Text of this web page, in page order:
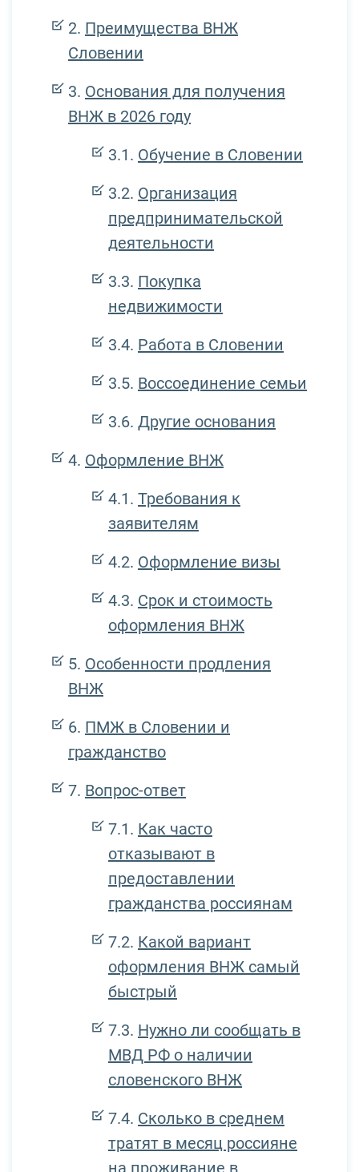
Преимущества ВНЖ
Словении
Основания для получения
ВНЖ в 2026 году
Обучение в Словении
Организация
предпринимательской
деятельности
Покупка
недвижимости
Работа в Словении
Воссоединение семьи
Другие основания
Оформление ВНЖ
Требования к
заявителям
Оформление визы
Срок и стоимость
оформления ВНЖ
Особенности продления
ВНЖ
ПМЖ в Словении и
гражданство
Вопрос-ответ
Как часто
отказывают в
предоставлении
гражданства россиянам
Какой вариант
оформления ВНЖ самый
быстрый
Нужно ли сообщать в
МВД РФ о наличии
словенского ВНЖ
Сколько в среднем
тратят в месяц россияне
на проживание в